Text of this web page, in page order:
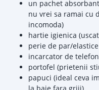
un pachet
nu vrei sa ramai cu
incomoda)
hartie igienica
perie de par/elastice
incarcator de telefon
portofel (prietenii
papuci (ideal ceva